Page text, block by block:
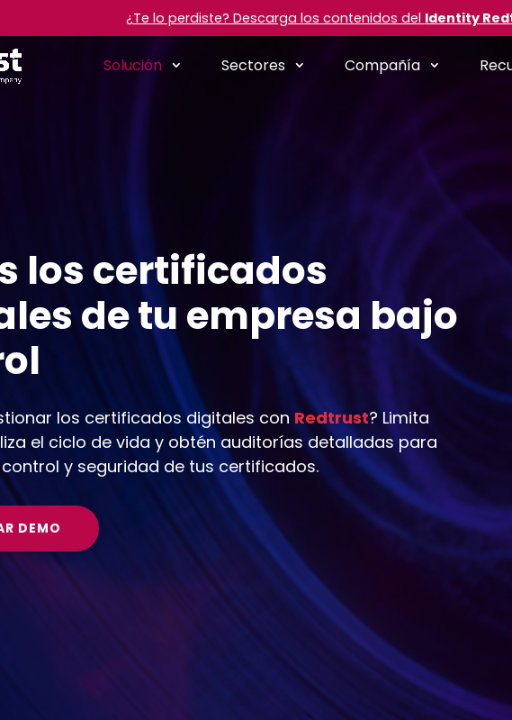
Solución Sectores Compañía
los certificados
de tu empresa bajo
los certificados digitales con Redtrust? Limita
el ciclo de vida y obtén auditorías detalladas para
y seguridad de tus certificados.
DEMO
¿Te lo perdiste? Descarga los contenidos del Identity